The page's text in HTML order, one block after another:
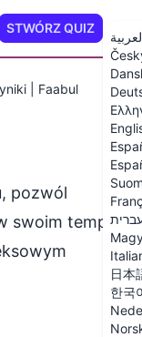
STWÓRZ QUIZ
日本
한국
| Faabul
pozwól
swoim tempie